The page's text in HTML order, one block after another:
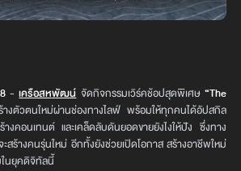
-เครือสหพัฒน์จัดกิจกรรมเวิร์คช้อปสุดพิเศษ“The
างตัวตนใหม่ผ่านช่องทางไลฟ์ พร้อมให้ทุกคนได้อัปสกิล
งคอนเทนต์ และเคล็ดลับดันยอดขายยังไงให้ปัง ซึ่งทาง
ร้างคนรุ่นใหม่ อีกทั้งยังช่วยเปิดโอกาส สร้างอาชีพใหม่
ในยุคดิจิทัลนี้